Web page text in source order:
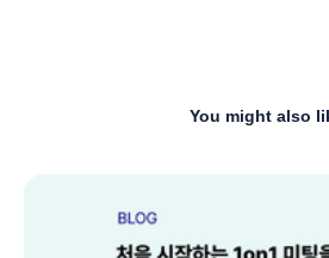
You might also